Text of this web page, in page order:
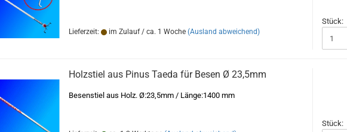
Lieferzeit: im Zulauf / ca. 1 Woche (Ausland abweichend)
Stück:
Holzstiel aus Pinus Taeda für Besen Ø 23,5mm
Besenstiel aus Holz. Ø:23,5mm / Länge:1400 mm
Stück: